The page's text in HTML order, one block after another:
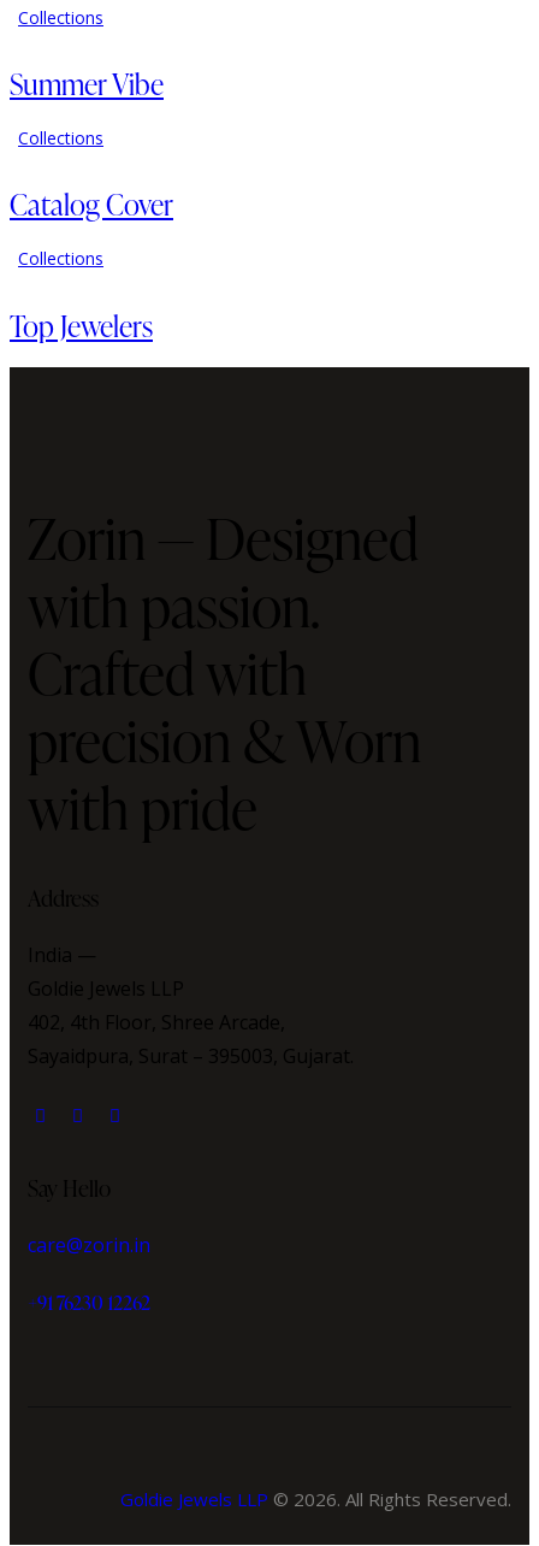
Collections
Summer Vibe
Collections
Catalog Cover
Collections
Top Jewelers
Zorin — Designed
with passion.
Crafted with
precision & Worn
with pride
Address
India —
Goldie Jewels LLP
402, 4th Floor, Shree Arcade,
Sayaidpura, Surat – 395003, Gujarat.
Say Hello
care@zorin.in
+91 76230 12262
Goldie Jewels LLP © 2026. All Rights Reserved.